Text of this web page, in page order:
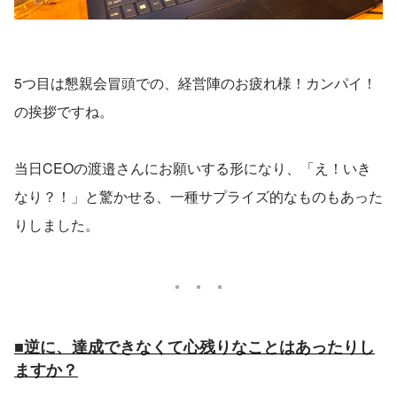
5つ目は懇親会冒頭での、経営陣のお疲れ様！カンパイ！
の挨拶ですね。
当日CEOの渡邉さんにお願いする形になり、「え！いき
なり？！」と驚かせる、一種サプライズ的なものもあった
りしました。
■逆に、達成できなくて心残りなことはあったりし
ますか？